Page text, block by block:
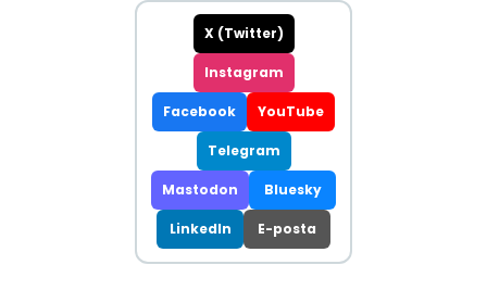
X (Twitter)
Instagram
Facebook YouTube
Telegram
Mastodon Bluesky
LinkedIn E-posta